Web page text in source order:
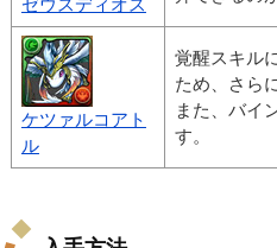
ゼウスディオス
ケツァルコアト
ル
覚醒スキル
ため、さら
また、バイ
す。